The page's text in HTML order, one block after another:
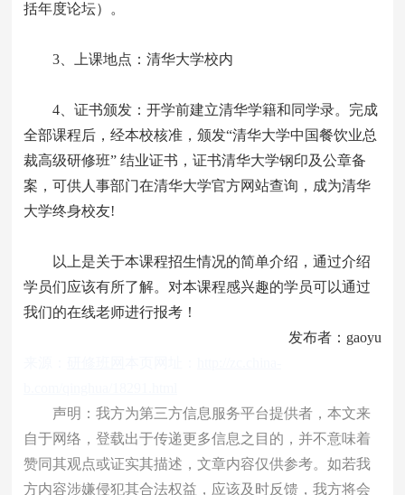
括年度论坛）。
3、上课地点：清华大学校内
4、证书颁发：开学前建立清华学籍和同学录。完成
全部课程后，经本校核准，颁发“清华大学中国餐饮业总
裁高级研修班” 结业证书，证书清华大学钢印及公章备
案，可供人事部门在清华大学官方网站查询，成为清华
大学终身校友!
以上是关于本课程招生情况的简单介绍，通过介绍
学员们应该有所了解。对本课程感兴趣的学员可以通过
我们的在线老师进行报考！
发布者：gaoyu
声明：我方为第三方信息服务平台提供者，本文来
自于网络，登载出于传递更多信息之目的，并不意味着
赞同其观点或证实其描述，文章内容仅供参考。如若我
方内容涉嫌侵犯其合法权益，应该及时反馈，我方将会